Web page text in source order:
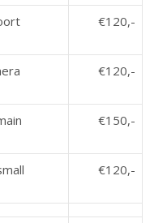
€120,-
€120,-
€150,-
€120,-